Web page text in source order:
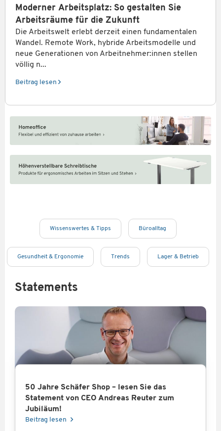
Moderner Arbeitsplatz: So gestalten Sie
Arbeitsräume für die Zukunft
Die Arbeitswelt erlebt derzeit einen fundamentalen
Wandel. Remote Work, hybride Arbeitsmodelle und
neue Generationen von Arbeitnehmer:innen stellen
völlig n...
Beitrag lesen
Wissenswertes & Tipps Büroalltag
Gesundheit & Ergonomie Trends Lager & Betrieb
Statements
50 Jahre Schäfer Shop – lesen Sie das
Statement von CEO Andreas Reuter zum
Jubiläum!
Beitrag lesen